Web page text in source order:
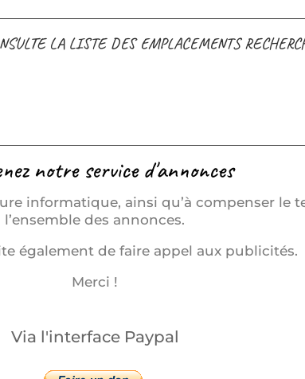
LA LISTE DES EMPLACEMENTS
notre service d'annonces
informatique, ainsi qu’à compenser le
l’ensemble des annonces.
également de faire appel aux publicités.
Merci !
Via l'interface Paypal